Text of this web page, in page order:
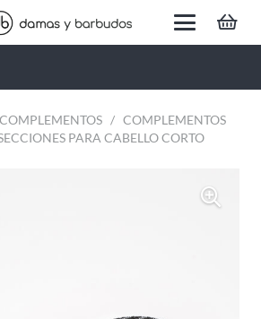
/ COMPLEMENTOS
PARA CABELLO CORTO